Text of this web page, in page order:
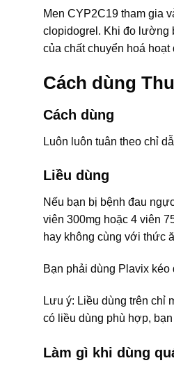
Men CYP2C19 tham gia
clopidogrel. Khi đo lường
của chất chuyển hoá
Cách dùng
Cách dùng
Luôn luôn tuân theo chỉ
Liều dùng
Nếu bạn bị bệnh đau
viên 300mg hoặc 4 viên
hay không cùng với thức
Bạn phải dùng Plavix
Lưu ý: Liều dùng trên chỉ
có liều dùng phù hợp,
Làm gì khi dùng